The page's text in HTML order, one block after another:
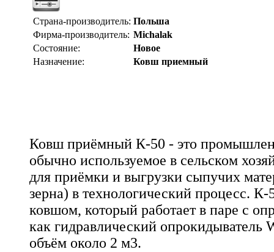
Страна-производитель: Польша
Фирма-производитель: Michalak
Состояние:
Новое
Назначение:
Ковш приемный
Ковш приёмный К-50 - это
обычно используемое в сельском
для приёмки и выгрузки сыпучих
зерна) в технологический процесс.
ковшом, который работает в паре с
как гидравлический опрокидыватель
объём около 2 м3.